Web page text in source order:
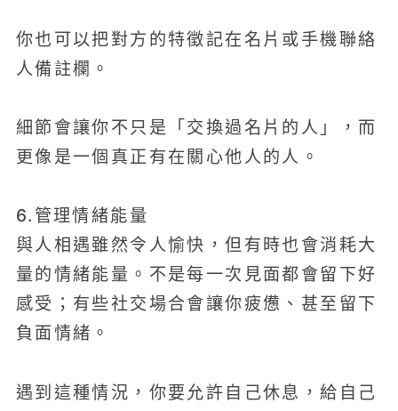
你也可以把對方的特徵記在名片或手機聯絡
人備註欄。
細節會讓你不只是「交換過名片的人」，而
更像是一個真正有在關心他人的人。
6.管理情緒能量
與人相遇雖然令人愉快，但有時也會消耗大
量的情緒能量。不是每一次見面都會留下好
感受；有些社交場合會讓你疲憊、甚至留下
負面情緒。
遇到這種情況，你要允許自己休息，給自己